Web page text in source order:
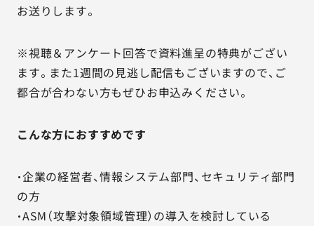
お送りします。
※視聴＆アンケート回答で資料進呈の特典がござい
ます。また1週間の見逃し配信もございますので、ご
都合が合わない方もぜひお申込みください。
こんな方におすすめです
・企業の経営者、情報システム部門、セキュリティ部門
の方
・ASM（攻撃対象領域管理）の導入を検討している